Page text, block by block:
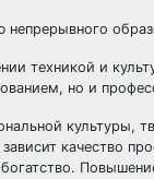
техникой и
но и
культуры,
качество